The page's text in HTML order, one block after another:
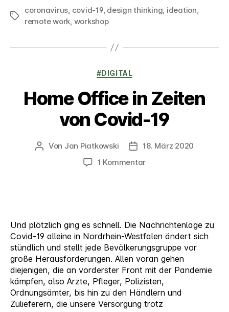
Schlagwörter
coronavirus, covid-19, design thinking, ideation,
remote work, workshop
Kategorien
#DIGITAL
Home Office in Zeiten
von Covid-19
Beitragsautor
Von Jan Piatkowski Veröffentlichungsdatum
18. März 2020
1 Kommentarzu
Covid-
19
Und plötzlich ging es schnell. Die Nachrichtenlage zu
Covid-19 alleine in Nordrhein-Westfalen ändert sich
stündlich und stellt jede Bevölkerungsgruppe vor
große Herausforderungen. Allen voran gehen
diejenigen, die an vorderster Front mit der Pandemie
kämpfen, also Ärzte, Pfleger, Polizisten,
Ordnungsämter, bis hin zu den Händlern und
Zulieferern, die unsere Versorgung trotz